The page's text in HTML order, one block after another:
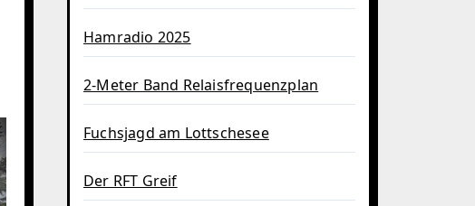
Hamradio 2025
2-Meter Band Relaisfrequenzplan
Fuchsjagd am Lottschesee
Der RFT Greif